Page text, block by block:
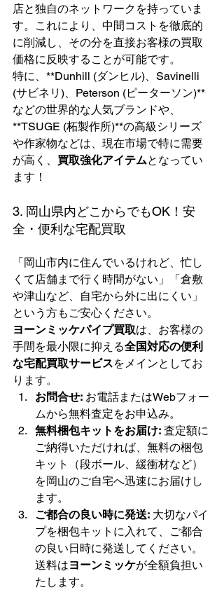
店と独自のネットワークを持っていま
す。これにより、中間コストを徹底的
に削減し、その分を直接お客様の買取
価格に反映することが可能です。
特に、**Dunhill (ダンヒル)、Savinelli
(サビネリ)、Peterson (ピーターソン)**
などの世界的な人気ブランドや、
**TSUGE (柘製作所)**の高級シリーズ
や作家物などは、現在市場で特に需要
が高く、 買取強化アイテムとなってい
ます！
3. 岡山県内どこからでもOK！安
全・便利な宅配買取
「岡山市内に住んでいるけれど、忙し
くて店舗まで行く時間がない」「倉敷
や津山など、自宅から外に出にくい」
という方もご安心ください。
ヨーンミッケパイプ買取は、お客様の
手間を最小限に抑える全国対応の便利
な宅配買取サービスをメインとしてお
ります。
お問合せ: お電話またはWebフォー
ムから無料査定をお申込み。
無料梱包キットをお届け: 査定額に
ご納得いただければ、無料の梱包
キット（段ボール、緩衝材など）
を岡山のご自宅へ迅速にお届けし
ます。
ご都合の良い時に発送: 大切なパイ
プを梱包キットに入れて、ご都合
の良い日時に発送してください。
送料はヨーンミッケが全額負担い
たします。